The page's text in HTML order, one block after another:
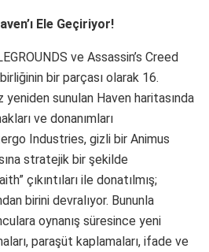
Ele Geçiriyor!
ve Assassin’s Creed
bir parçası olarak 16.
sunulan Haven haritasında
ve donanımları
Industries, gizli bir Animus
stratejik bir şekilde
çıkıntıları ile donatılmış;
birini devralıyor. Bununla
oynanış süresince yeni
paraşüt kaplamaları, ifade ve